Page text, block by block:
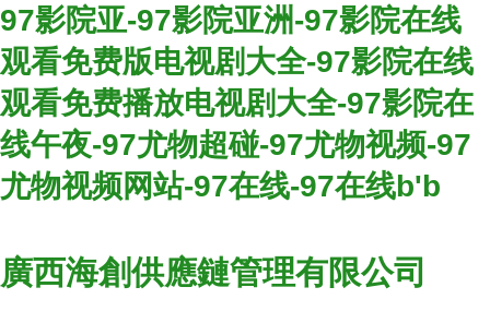
97影院亚-97影院亚洲-97影院在线
观看免费版电视剧大全-97影院在线
观看免费播放电视剧大全-97影院在
线午夜-97尤物超碰-97尤物视频-97
尤物视频网站-97在线-97在线b'b
廣西海創供應鏈管理有限公司